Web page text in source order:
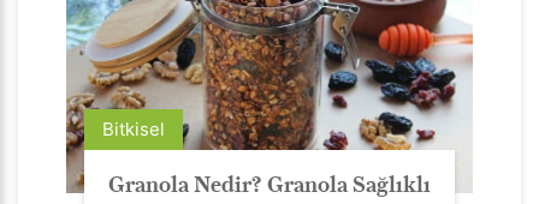
Bitkisel
Granola Nedir? Granola Sağlıklı